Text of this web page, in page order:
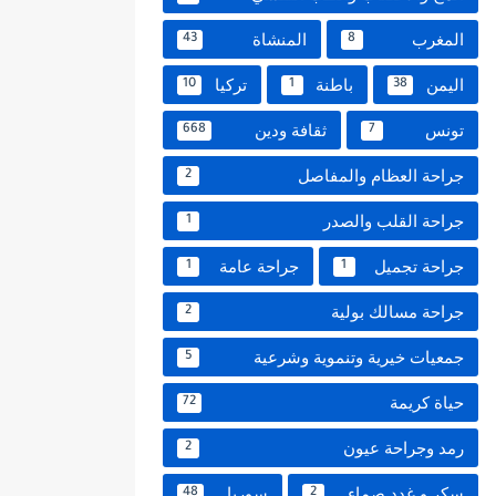
المغرب 8 المنشاة 43
اليمن 38 باطنة 1 تركيا 10
تونس 7 ثقافة ودين 668
جراحة العظام والمفاصل 2
جراحة القلب والصدر 1
جراحة تجميل 1 جراحة عامة 1
جراحة مسالك بولية 2
جمعيات خيرية وتنموية وشرعية 5
حياة كريمة 72
رمد وجراحة عيون 2
2
48